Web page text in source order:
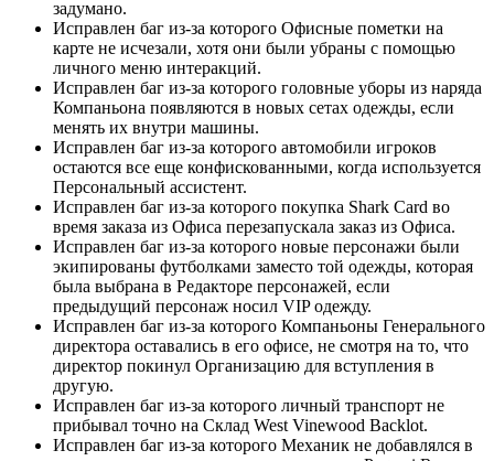
задумано.
Исправлен баг из-за которого Офисные пометки на
карте не исчезали, хотя они были убраны с помощью
личного меню интеракций.
Исправлен баг из-за которого головные уборы из наряда
Компаньона появляются в новых сетах одежды, если
менять их внутри машины.
Исправлен баг из-за которого автомобили игроков
остаются все еще конфискованными, когда используется
Персональный ассистент.
Исправлен баг из-за которого покупка Shark Card во
время заказа из Офиса перезапускала заказ из Офиса.
Исправлен баг из-за которого новые персонажи были
экипированы футболками заместо той одежды, которая
была выбрана в Редакторе персонажей, если
предыдущий персонаж носил VIP одежду.
Исправлен баг из-за которого Компаньоны Генерального
директора оставались в его офисе, не смотря на то, что
директор покинул Организацию для вступления в
другую.
Исправлен баг из-за которого личный транспорт не
прибывал точно на Склад West Vinewood Backlot.
Исправлен баг из-за которого Механик не добавлялся в